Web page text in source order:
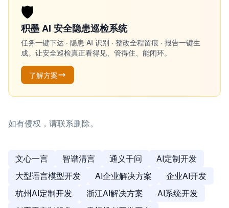
🛡️
积墨 AI 安全隐患巡检系统
任务一键下达 · 隐患 AI 识别 · 整改全程留痕 · 报告一键生
成。让安全巡检真正看得见、管得住、能闭环。
了解方案
如有侵权，请联系删除。
文心一言 智谱清言 通义千问
AI定制开发
大型语言模型开发
AI企业解决方案
企业AI开发
杭州AI定制开发
浙江AI解决方案
AI系统开发